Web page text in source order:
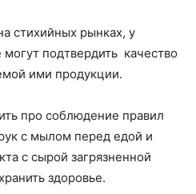
стихийных рынках, у
подтвердить качество
ими продукции.
про соблюдение правил
с мылом перед едой и
с сырой загрязненной
здоровье.